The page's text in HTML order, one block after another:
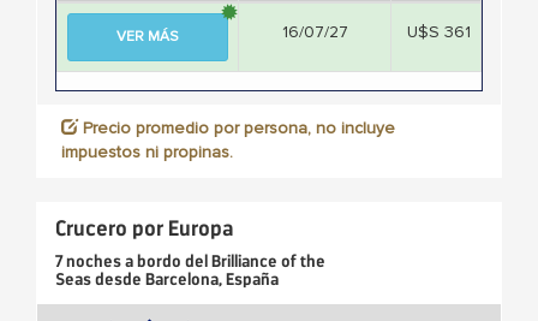
VER MÁS 16/07/27 U$S 361
Precio promedio por persona, no incluye
impuestos ni propinas.
Crucero por Europa
7 nochesa bordo delBrilliance of the
Seasdesde Barcelona, España